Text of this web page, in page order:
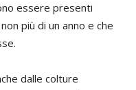
essere presenti
più di un anno e che
dalle colture